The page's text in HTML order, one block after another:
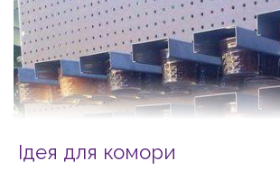
Ідея для комори